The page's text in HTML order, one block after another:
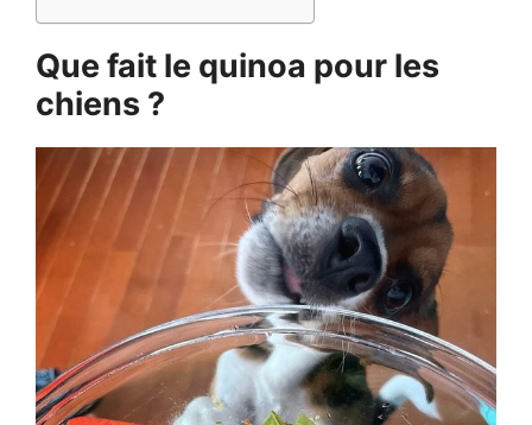
Que fait le quinoa pour les
chiens ?